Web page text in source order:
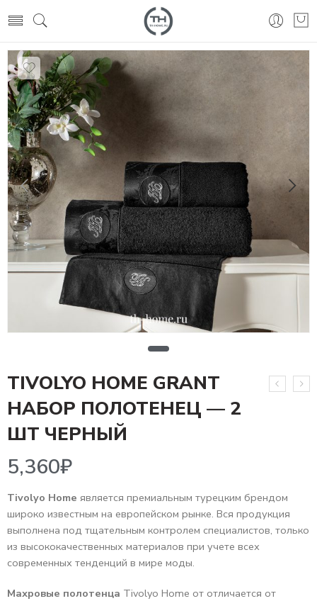
TIVOLYO HOME GRANT
НАБОР ПОЛОТЕНЕЦ — 2
ШТ ЧЕРНЫЙ
5,360₽
Tivolyo Home является премиальным турецким брендом
широко известным на европейском рынке. Вся продукция
выполнена под тщательным контролем специалистов, только
из высококачественных материалов при учете всех
современных тенденций в мире моды.
Махровые полотенца Tivolyo Home от отличается от